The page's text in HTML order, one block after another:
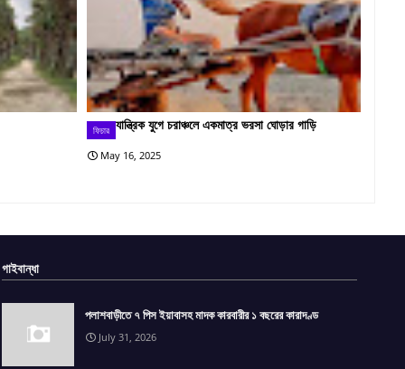
ফিচার যান্ত্রিক যুগে চরাঞ্চলে একমাত্র ভরসা ঘোড়ার গাড়ি
May 16, 2025
গাইবান্ধা
পলাশবাড়ীতে ৭ পিস ইয়াবাসহ মাদক কারবারীর ১ বছরের কারাদণ্ড
July 31, 2026